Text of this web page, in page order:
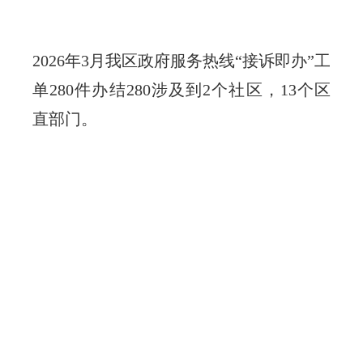
2026年3月我区政府服务热线“接诉即办”工
单280件办结280涉及到2个社区，13个区
直部门。